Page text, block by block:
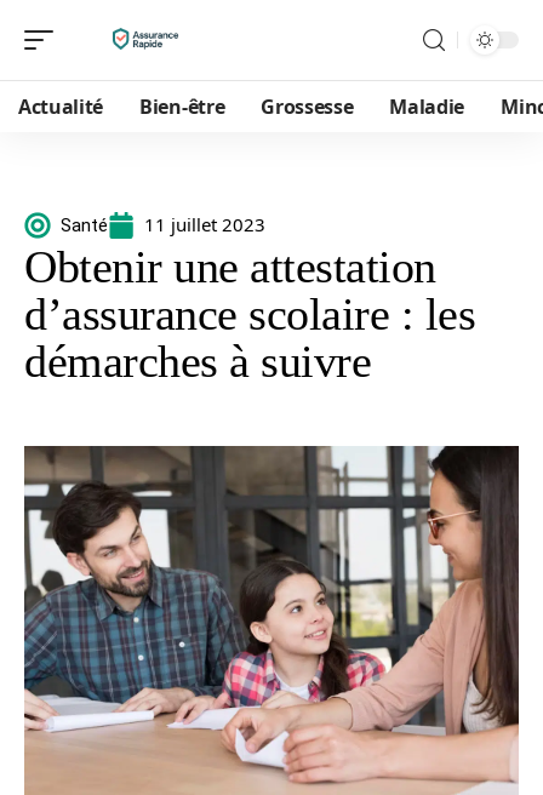
Actualité Bien-être Grossesse Maladie
Santé 11 juillet 2023
Obtenir une attestation
d’assurance scolaire : les
démarches à suivre